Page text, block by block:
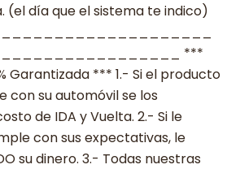
(el día que el sistema te indico)
***
Garantizada *** 1.- Si el producto
con su automóvil se los
de IDA y Vuelta. 2.- Si le
con sus expectativas, le
su dinero. 3.- Todas nuestras